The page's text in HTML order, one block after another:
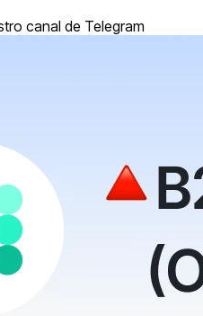
canal de Telegram